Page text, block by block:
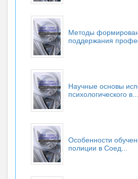
Методы
поддержания
Научные основы
психологического в...
Особенности
полиции в Соед...